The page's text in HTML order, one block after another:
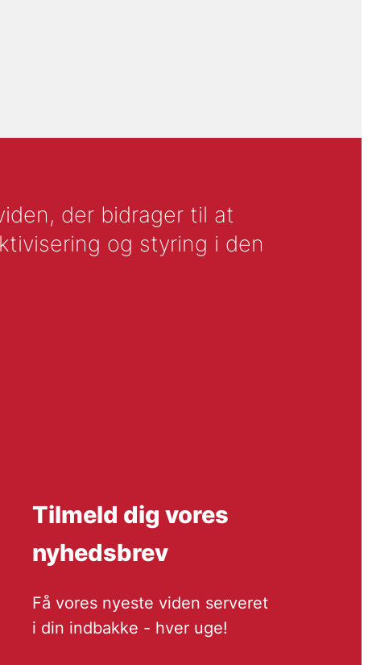
der bidrager til at
og styring i den
Tilmeld dig vores
nyhedsbrev
Få vores nyeste viden serveret
i din indbakke - hver uge!